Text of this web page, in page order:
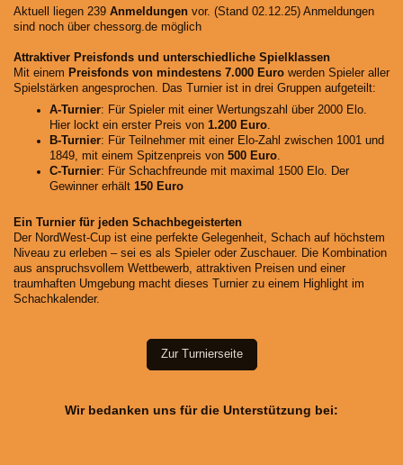
Aktuell liegen 239 Anmeldungen vor. (Stand 02.12.25) Anmeldungen
sind noch über chessorg.de möglich
Attraktiver Preisfonds und unterschiedliche Spielklassen
Mit einem Preisfonds von mindestens 7.000 Euro werden Spieler aller
Spielstärken angesprochen. Das Turnier ist in drei Gruppen aufgeteilt:
A-Turnier: Für Spieler mit einer Wertungszahl über 2000 Elo.
Hier lockt ein erster Preis von 1.200 Euro
B-Turnier: Für Teilnehmer mit einer Elo-Zahl zwischen 1001 und
1849, mit einem Spitzenpreis von 500 Euro
C-Turnier: Für Schachfreunde mit maximal 1500 Elo. Der
Gewinner erhält 150 Euro
Ein Turnier für jeden Schachbegeisterten
Der NordWest-Cup ist eine perfekte Gelegenheit, Schach auf höchstem
Niveau zu erleben – sei es als Spieler oder Zuschauer. Die Kombination
aus anspruchsvollem Wettbewerb, attraktiven Preisen und einer
traumhaften Umgebung macht dieses Turnier zu einem Highlight im
Schachkalender.
Zur Turnierseite
Wir bedanken uns für die Unterstützung bei: